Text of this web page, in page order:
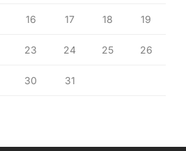
16 17 18 19
23 24 25 26
30
31